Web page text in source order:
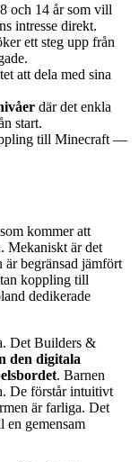
och 14 år som vill
intresse direkt.
ett steg upp från
att dela med sina
där det enkla
start.
till Minecraft —
kommer att
Mekaniskt är det
är begränsad jämfört
koppling till
dedikerade
Det Builders &
den digitala
. Barnen
De förstår intuitivt
är farliga. Det
en gemensam